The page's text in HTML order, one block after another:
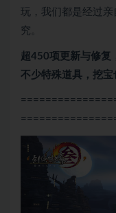
玩，我们都是经过
究。
超450项更新与修复
不少特殊道具，挖宝